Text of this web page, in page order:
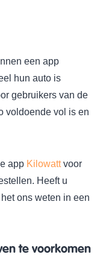
een app
hun auto is
gebruikers van de
voldoende vol is en
app Kilowattvoor
Heeft u
ons weten in een
te voorkomen